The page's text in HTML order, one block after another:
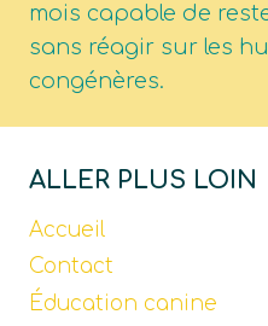
mois capable de
sans réagir sur les
congénères.
ALLER PLUS LOIN
Accueil
Contact
Éducation canine